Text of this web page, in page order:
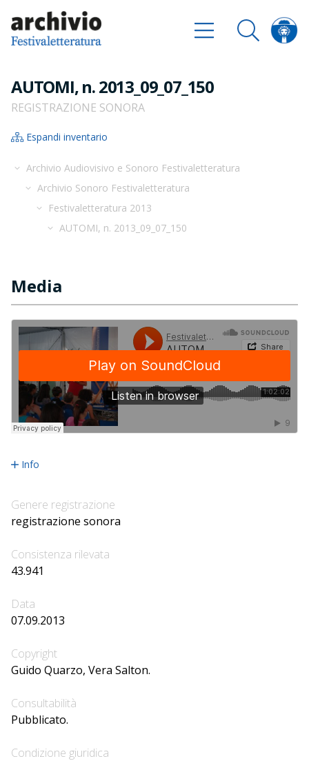
AUTOMI, n. 2013_09_07_150
REGISTRAZIONE SONORA
Espandi inventario
Archivio Audiovisivo e Sonoro Festivaletteratura
Archivio Sonoro Festivaletteratura
Festivaletteratura 2013
AUTOMI, n. 2013_09_07_150
Media
Info
Genere registrazione
registrazione sonora
Consistenza rilevata
43.941
Data
07.09.2013
Copyright
Guido Quarzo, Vera Salton.
Consultabilità
Pubblicato.
Condizione giuridica